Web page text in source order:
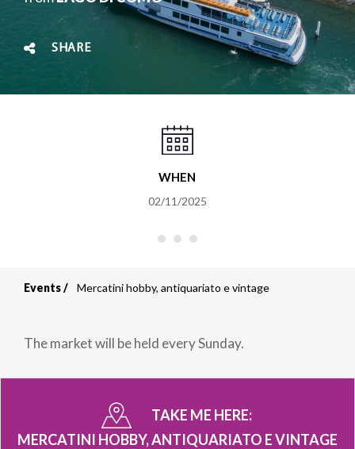
SHARE
WHEN
02/11/2025
Breadcrumb
Events Mercatini hobby, antiquariato e vintage
The market will be held every Sunday.
TAKE ME HERE:
MERCATINI HOBBY, ANTIQUARIATO E VINTAGE